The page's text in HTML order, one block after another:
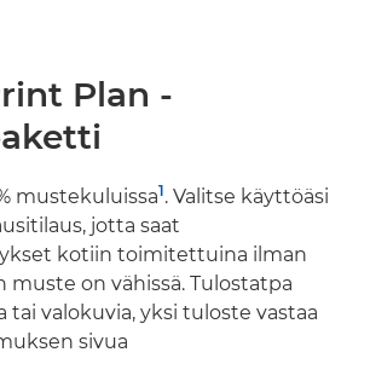
Plan -
mustekuluissa1. Valitse käyttöäsi
jotta saat
kotiin toimitettuina ilman
muste on vähissä. Tulostatpa
tai valokuvia, yksi tuloste vastaa
sivua